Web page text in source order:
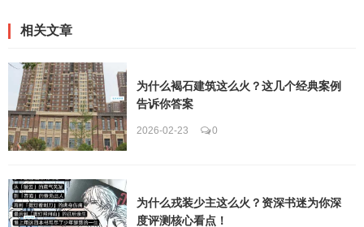
相关文章
为什么褐石建筑这么火？这几个经典案例
告诉你答案
2026-02-23 0
为什么戎装少主这么火？资深书迷为你深
度评测核心看点！